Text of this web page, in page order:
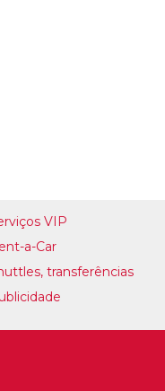
VIP
a-Car
transferências